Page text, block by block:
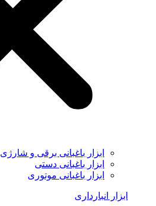
ابزار باغبانی برقی و شارژی
ابزار باغبانی دستی
ابزار باغبانی موتوری
ابزار انبارداری